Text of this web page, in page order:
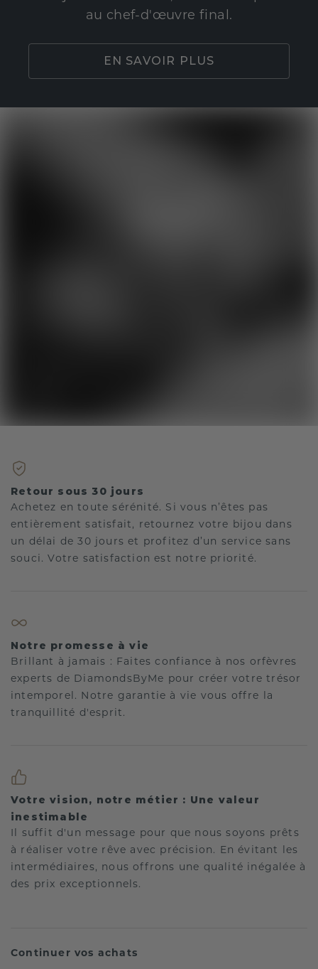
au chef-d'œuvre final.
EN SAVOIR PLUS
Retour sous 30 jours
Achetez en toute sérénité. Si vous n’êtes pas
entièrement satisfait, retournez votre bijou dans
un délai de 30 jours et profitez d’un service sans
souci. Votre satisfaction est notre priorité.
Notre promesse à vie
Brillant à jamais : Faites confiance à nos orfèvres
experts de DiamondsByMe pour créer votre trésor
intemporel. Notre garantie à vie vous offre la
tranquillité d'esprit.
Votre vision, notre métier : Une valeur
inestimable
Il suffit d'un message pour que nous soyons prêts
à réaliser votre rêve avec précision. En évitant les
intermédiaires, nous offrons une qualité inégalée à
des prix exceptionnels.
Continuer vos achats